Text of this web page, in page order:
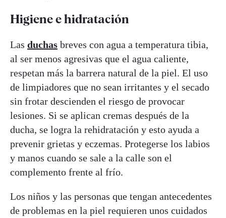
Higiene e hidratación
Las duchas breves con agua a temperatura tibia,
al ser menos agresivas que el agua caliente,
respetan más la barrera natural de la piel. El uso
de limpiadores que no sean irritantes y el secado
sin frotar descienden el riesgo de provocar
lesiones. Si se aplican cremas después de la
ducha, se logra la rehidratación y esto ayuda a
prevenir grietas y eczemas. Protegerse los labios
y manos cuando se sale a la calle son el
complemento frente al frío.
Los niños y las personas que tengan antecedentes
de problemas en la piel requieren unos cuidados